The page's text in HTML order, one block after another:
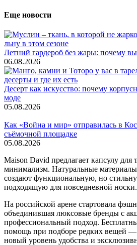
Еще новости
Летний гардероб без жары: почему
06.08.2026
Десерт как искусство: почему
моде
05.08.2026
Как «Война и мир» отправилась в
съёмочной площадке
05.08.2026
Maison David предлагает капсулу для
минимализм. Натуральные
создают функциональную, но
подходящую для повседневной носки.
На российской арене стартовала
объединившая люксовые бренды с
профессиональный подход.
помощь при подборе редких вещей —
новый уровень удобства и